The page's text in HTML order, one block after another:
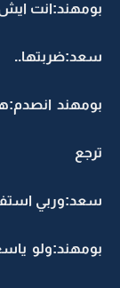
بومهند:انت
سعد:ضربتها..
بومهند
ترجع
سعد:وربي
بومهند:ولو